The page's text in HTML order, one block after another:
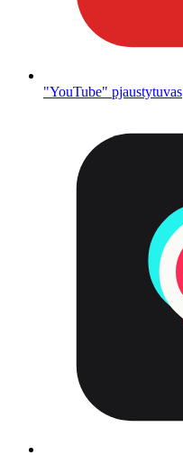
"YouTube" pjaustytuvas